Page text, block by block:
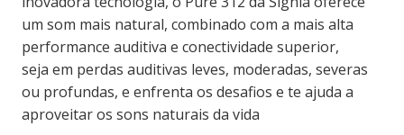
um som mais natural, combinado com a mais alta
performance auditiva e conectividade superior,
seja em perdas auditivas leves, moderadas, severas
ou profundas, e enfrenta os desafios e te ajuda a
aproveitar os sons naturais da vida